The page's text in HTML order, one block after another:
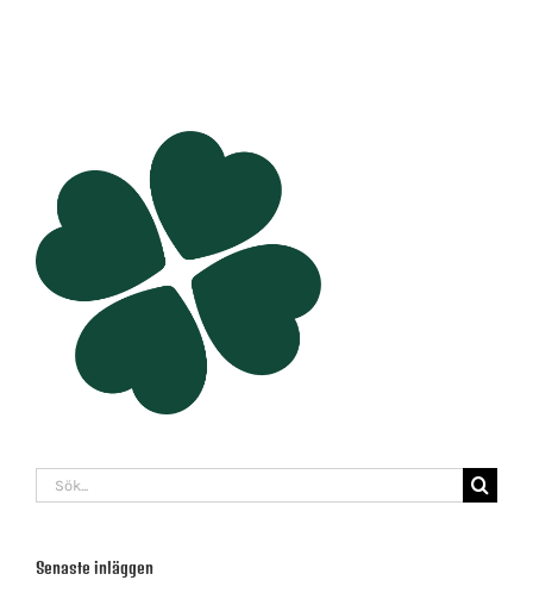
Sök
efter:
Senaste inläggen